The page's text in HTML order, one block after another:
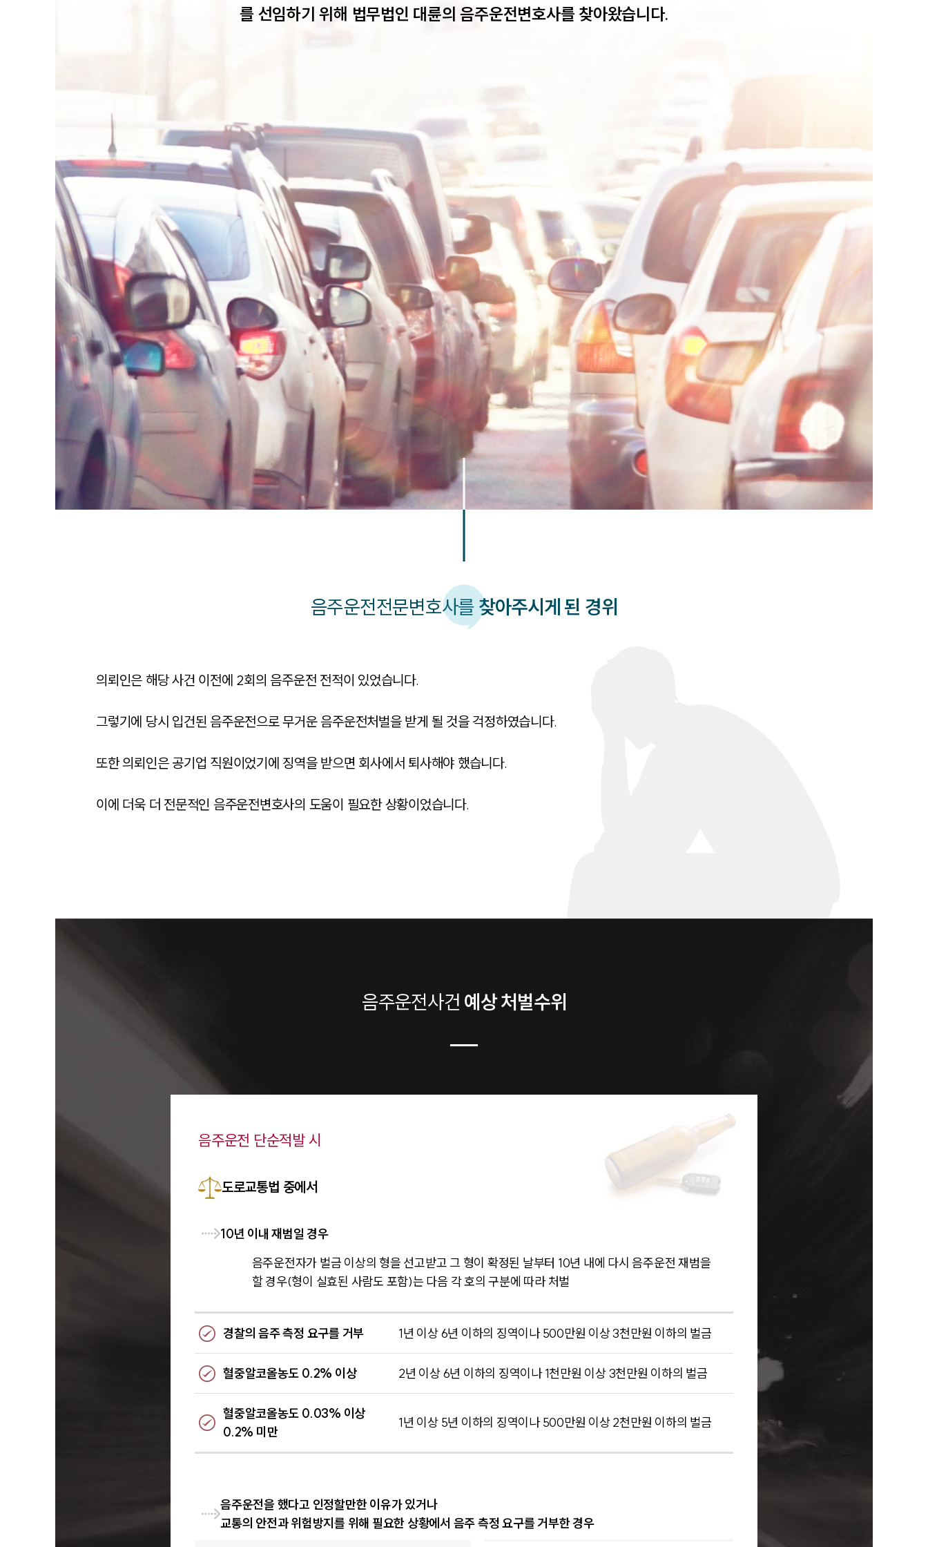
팀소개
팀소개
대륜의 강점
오시는 길
글로벌 파트너 로펌
고객의 소리
통합검색
업무사례
주요 업무사례
사례분석/최신동향
법률정보
법률지식인
를 선임하기 위해 법무법인 대륜의 음주운전변호사를 찾아왔습니다.
음주운전전문변호사를 찾아주시게 된 경위
의뢰인은 해당 사건 이전에 2회의 음주운전 전적이 있었습니다.
그렇기에 당시 입건된 음주운전으로 무거운 음주운전처벌을 받게 될 것을 걱정하였습니다.
또한 의뢰인은 공기업 직원이었기에 징역을 받으면 회사에서 퇴사해야 했습니다.
이에 더욱 더 전문적인 음주운전변호사의 도움이 필요한 상황이었습니다.
음주운전사건 예상 처벌수위
음주운전 단순적발 시
도로교통법 중에서
10년 이내 재범일 경우
음주운전자가 벌금 이상의 형을 선고받고 그 형이 확정된 날부터 10년 내에 다시 음주운전 재범을
할 경우(형이 실효된 사람도 포함)는 다음 각 호의 구분에 따라 처벌
경찰의 음주 측정 요구를 거부 1년 이상 6년 이하의 징역이나 500만원 이상 3천만원 이하의 벌금
혈중알코올농도 0.2% 이상 2년 이상 6년 이하의 징역이나 1천만원 이상 3천만원 이하의 벌금
혈중알코올농도 0.03% 이상
0.2% 미만
1년 이상 5년 이하의 징역이나 500만원 이상 2천만원 이하의 벌금
음주운전을 했다고 인정할만한 이유가 있거나
교통의 안전과 위험방지를 위해 필요한 상황에서 음주 측정 요구를 거부한 경우